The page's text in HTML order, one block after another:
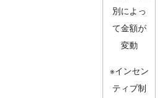
別によっ
て金額が
変動
※インセン
ティブ制